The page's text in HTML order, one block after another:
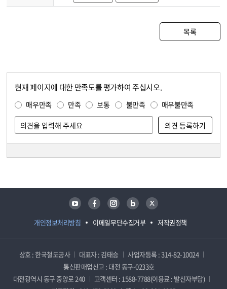
목록
현재 페이지에 대한 만족도를 평가하여 주십시오.
매우만족 만족 보통 불만족 매우불만족
개인정보처리방침 이메일무단수집거부 저작권정책
유튜브 페이스북 인스타그램 블로그 트위터
상호 : 한국철도공사 대표자 : 김태승
사업자등록 : 314-82-10024
통신판매업신고 : 대전 동구-0233호
대전광역시 동구 중앙로 240
고객센터 : 1588-7788(이용료 : 발신자부담)